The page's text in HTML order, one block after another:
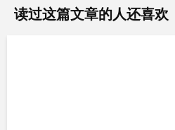
读过这篇文章的人还喜欢